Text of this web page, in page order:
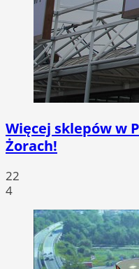
Więcej sklepów w
Żorach!
22
4